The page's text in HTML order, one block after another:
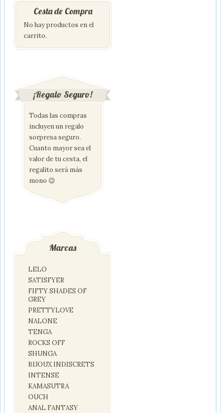
Cesta de Compra
No hay productos en el
carrito.
¡Regalo Seguro!
Todas las compras
incluyen un regalo
sorpresa seguro.
Cuanto mayor sea el
valor de tu cesta, el
regalito será más
mono 😉
Marcas
LELO
SATISFYER
FIFTY SHADES OF
GREY
PRETTYLOVE
NALONE
TENGA
ROCKS OFF
SHUNGA
BIJOUX INDISCRETS
INTENSE
KAMASUTRA
OUCH
ANAL FANTASY